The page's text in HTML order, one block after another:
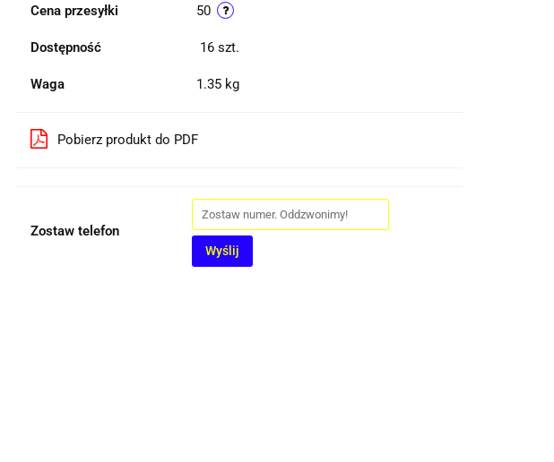
Cena przesyłki 50
Dostępność 16 szt.
Waga 1.35 kg
Pobierz produkt do PDF
Zostaw telefon
Wyślij